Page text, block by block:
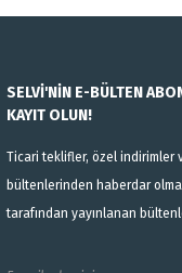
SELVİ'NİN E-BÜLTEN
KAYIT OLUN!
Ticari teklifler, özel indirimler
bültenlerinden haberdar
tarafından yayınlanan